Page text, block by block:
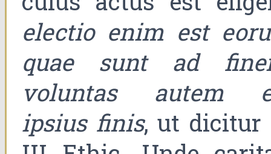
electio enim est
quae sunt ad
voluntas autem
ipsius finis, ut dicitur